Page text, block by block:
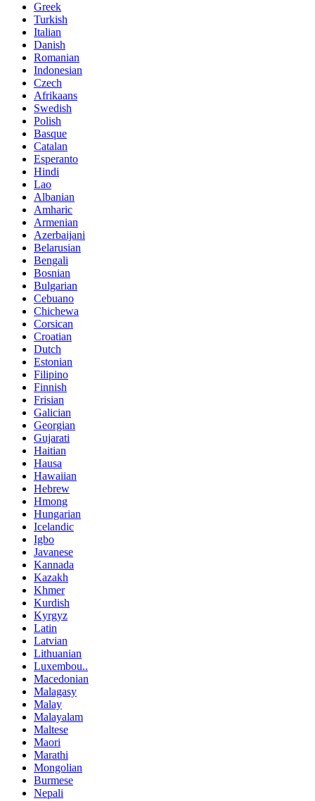
Greek
Turkish
Italian
Danish
Romanian
Indonesian
Czech
Afrikaans
Swedish
Polish
Basque
Catalan
Esperanto
Hindi
Lao
Albanian
Amharic
Armenian
Azerbaijani
Belarusian
Bengali
Bosnian
Bulgarian
Cebuano
Chichewa
Corsican
Croatian
Dutch
Estonian
Filipino
Finnish
Frisian
Galician
Georgian
Gujarati
Haitian
Hausa
Hawaiian
Hebrew
Hmong
Hungarian
Icelandic
Igbo
Javanese
Kannada
Kazakh
Khmer
Kurdish
Kyrgyz
Latin
Latvian
Lithuanian
Luxembou..
Macedonian
Malagasy
Malay
Malayalam
Maltese
Maori
Marathi
Mongolian
Burmese
Nepali